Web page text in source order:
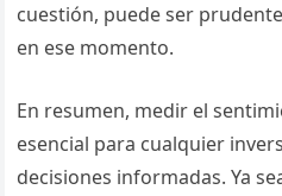
cuestión, puede ser
en ese momento.
En resumen, medir el
esencial para cualquier
decisiones informadas. Ya